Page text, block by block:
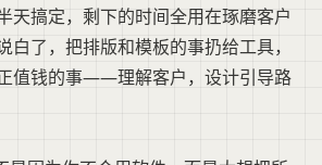
天搞定，剩下的时间全用在琢磨客户
白了，把排版和模板的事扔给工具，
值钱的事——理解客户，设计引导路